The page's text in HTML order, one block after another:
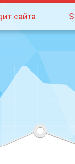
сайта